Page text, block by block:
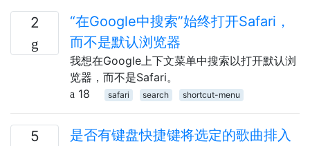
2
“在Google中搜索”始终打开Safari，
而不是默认浏览器
我想在Google上下文菜单中搜索以打开默认浏
览器，而不是Safari。
18
safari search shortcut-menu
5
是否有键盘快捷键将选定的歌曲排入